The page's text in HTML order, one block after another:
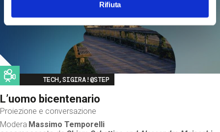
Rifiuta
Image
TECH,SIGIRA!@STEP
L’uomo bicentenario
Proiezione e conversazione
Modera Massimo Temporelli